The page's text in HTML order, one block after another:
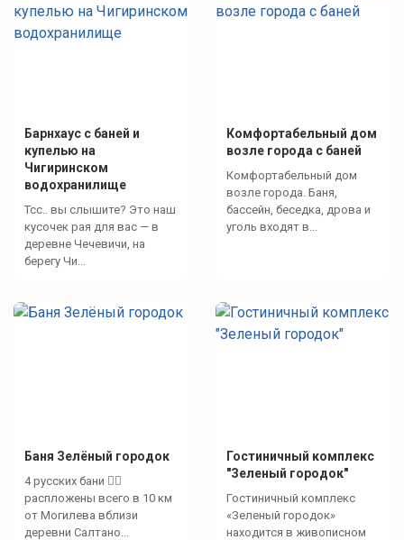
Барнхаус с баней и
купелью на
Чигиринском
водохранилище
Тсс.. вы слышите? Это наш
кусочек рая для вас — в
деревне Чечевичи, на
берегу Чи...
Комфортабельный дом
возле города с баней
Комфортабельный дом
возле города. Баня,
бассейн, беседка, дрова и
уголь входят в...
Баня Зелёный городок
4 русских бани 🧖‍♀️
распложены всего в 10 км
от Могилева вблизи
деревни Салтано...
Гостиничный комплекс
"Зеленый городок"
Гостиничный комплекс
«Зеленый городок»
находится в живописном